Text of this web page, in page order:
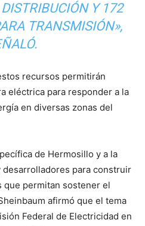
Y 172
TRANSMISIÓN»,
recursos permitirán
eléctrica para responder a la
en diversas zonas del
de Hermosillo y a la
desarrolladores para construir
que permitan sostener el
afirmó que el tema
Federal de Electricidad en